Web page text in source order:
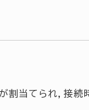
が割当てられ，接続